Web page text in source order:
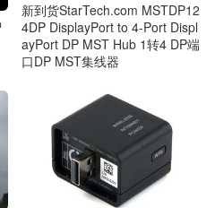
新到货StarTech.com MSTDP12
4DP DisplayPort to 4-Port Displ
ayPort DP MST Hub 1转4 DP端
口DP MST集线器